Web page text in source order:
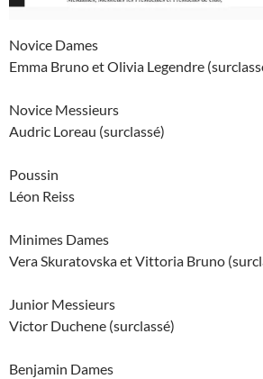
Novice Dames
Emma Bruno et Olivia Legendre
Novice Messieurs
Audric Loreau (surclassé)
Poussin
Léon Reiss
Minimes Dames
Vera Skuratovska et Vittoria Bruno
Junior Messieurs
Victor Duchene (surclassé)
Benjamin Dames